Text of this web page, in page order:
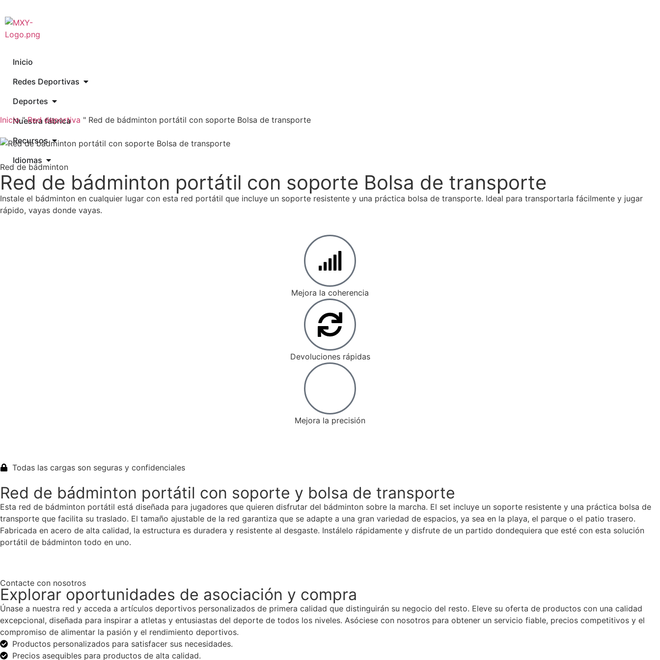
Inicio
Redes Deportivas
Deportes
Nuestra fábrica
Recursos
Idiomas
Solicitar
presupuesto
Inicio"Red deportiva " Red de bádminton portátil con soporte Bolsa de transporte
Red de bádminton
Red de bádminton portátil con soporte Bolsa de transporte
Instale el bádminton en cualquier lugar con esta red portátil que incluye un soporte resistente y una práctica bolsa de transporte. Ideal para transportarla fácilmente y jugar
rápido, vayas donde vayas.
Mejora la coherencia
Devoluciones rápidas
Mejora la precisión
Todas las cargas son seguras y confidenciales
Red de bádminton portátil con soporte y bolsa de transporte
Esta red de bádminton portátil está diseñada para jugadores que quieren disfrutar del bádminton sobre la marcha. El set incluye un soporte resistente y una práctica bolsa de
transporte que facilita su traslado. El tamaño ajustable de la red garantiza que se adapte a una gran variedad de espacios, ya sea en la playa, el parque o el patio trasero.
Fabricada en acero de alta calidad, la estructura es duradera y resistente al desgaste. Instálelo rápidamente y disfrute de un partido dondequiera que esté con esta solución
portátil de bádminton todo en uno.
Contacte con nosotros
Explorar oportunidades de asociación y compra
Únase a nuestra red y acceda a artículos deportivos personalizados de primera calidad que distinguirán su negocio del resto. Eleve su oferta de productos con una calidad
excepcional, diseñada para inspirar a atletas y entusiastas del deporte de todos los niveles. Asóciese con nosotros para obtener un servicio fiable, precios competitivos y el
compromiso de alimentar la pasión y el rendimiento deportivos.
Productos personalizados para satisfacer sus necesidades.
Precios asequibles para productos de alta calidad.